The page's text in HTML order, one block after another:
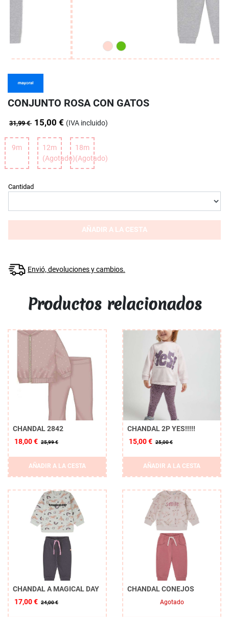
CONJUNTO ROSA CON GATOS
31,99 € 15,00 € (IVA incluido)
9m
12m
(Agotado)
18m
(Agotado)
Cantidad
AÑADIR A LA CESTA
Envió, devoluciones y cambios.
Productos relacionados
CHANDAL 2842
18,00 € 25,99 €
AÑADIR A LA CESTA
CHANDAL 2P YES!!!!!
15,00 € 25,00 €
AÑADIR A LA CESTA
CHANDAL A MAGICAL DAY
17,00 € 24,00 €
CHANDAL CONEJOS
Agotado